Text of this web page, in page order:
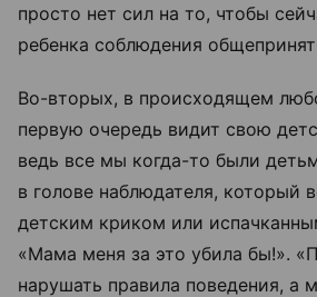
просто нет сил на то, чтобы
ребенка соблюдения
Во-вторых, в происходящем
первую очередь видит свою
ведь все мы когда-то были
в голове наблюдателя, который
детским криком или
«Мама меня за это убила бы!».
нарушать правила поведения, а